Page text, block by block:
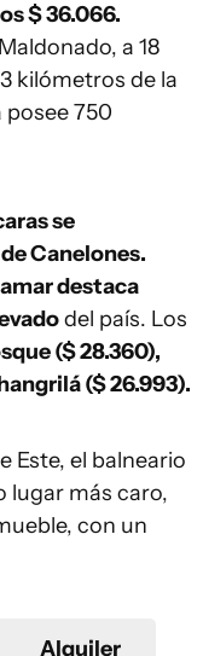
$ 36.066.
a 18
kilómetros de la
posee 750
se
Canelones.
destaca
del país. Los
($ 28.360),
($ 26.993).
Este, el balneario
lugar más caro,
con un
Alquiler